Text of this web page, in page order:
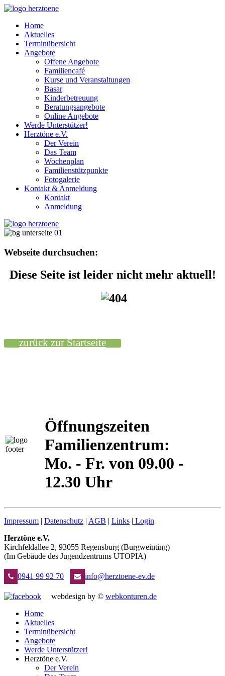
Home
Aktuelles
Terminübersicht
Angebote
Offene Angebote
Familiencafé
Kurse und Veranstaltungen
Basar
Kinderbetreuung
Beratungsangebote
Online Angebote
Werde Unterstützer!
Herztöne e.V.
Der Verein
Das Team
Wochenplan
Familienstützpunkte
Fotogalerie
Kontakt & Anmeldung
Kontakt
Anmeldung
Webseite durchsuchen:
Diese Seite ist leider nicht mehr aktuell!
zurück zur Startseite
Öffnungszeiten
Familienzentrum:
Mo. - Fr. von 09.00 -
12.30 Uhr
Impressum | Datenschutz | AGB | Links | Login
Herztöne e.V.
Kirchfeldallee 2, 93055 Regensburg (Burgweinting)
(Im Gebäude des Jugendzentrums UTOPIA)
0941 99 92 70 info@herztoene-ev.de
webdesign by © webkonturen.de
Home
Aktuelles
Terminübersicht
Angebote
Werde Unterstützer!
Herztöne e.V.
Der Verein